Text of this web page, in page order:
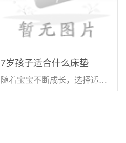
7岁孩子适合什么床垫
随着宝宝不断成长，选择适合他们的床垫也逐渐成为了家长们需要面对的问题。在7岁这个年纪，孩子的身体逐渐发育趋于稳定，相对于幼儿时期，孩子需要的床垫也有所不同。7岁孩子应